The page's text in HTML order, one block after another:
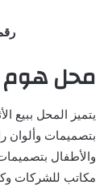
محل
يتميز المحل ببيع
بتصميمات وألوان
والأطفال
مكاتب للشركات